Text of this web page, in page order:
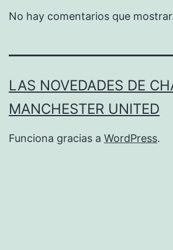
No hay comentarios que
LAS NOVEDADES DE
MANCHESTER UNITED
Funciona gracias a WordPress.